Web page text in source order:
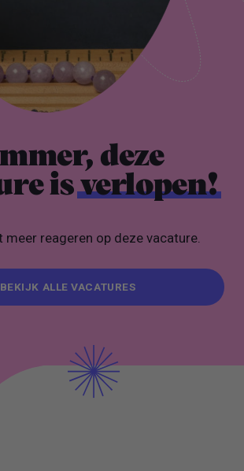
deze
isverlopen!
meer reageren op deze vacature.
BEKIJK ALLE VACATURES